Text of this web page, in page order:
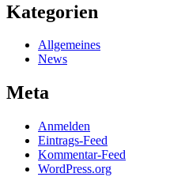
Kategorien
Allgemeines
News
Meta
Anmelden
Eintrags-Feed
Kommentar-Feed
WordPress.org